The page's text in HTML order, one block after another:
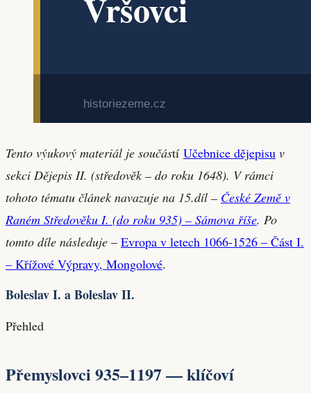
Tento výukový materiál je součástí Učebnice dějepisu v
sekci Dějepis II. (středověk – do roku 1648). V rámci
tohoto tématu článek navazuje na 15.díl – České Země v
Raném Středověku I. (do roku 935) – Sámova říše. Po
tomto díle následuje – Evropa v letech 1066-1526 – Část I.
– Křížové Výpravy, Mongolové.
Boleslav I. a Boleslav II.
Přehled
Přemyslovci 935–1197 — klíčoví